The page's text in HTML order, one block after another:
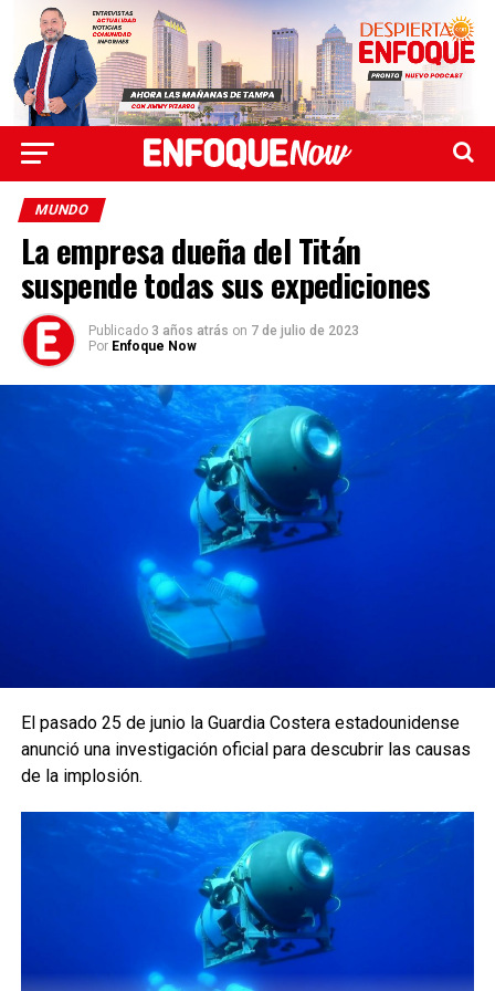
MUNDO
La empresa dueña del Titán
suspende todas sus expediciones
Publicado 3 años atrás on 7 de julio de 2023
Por Enfoque Now
El pasado 25 de junio la Guardia Costera estadounidense
anunció una investigación oficial para descubrir las causas
de la implosión.